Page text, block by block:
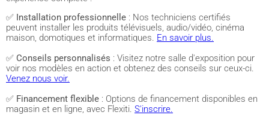
✅ Installation professionnelle : Nos techniciens certifiés
peuvent installer les produits télévisuels, audio/vidéo, cinéma
maison, domotiques et informatiques. En savoir plus.
✅ Conseils personnalisés : Visitez notre salle d'exposition pour
voir nos modèles en action et obtenez des conseils sur ceux-ci.
Venez nous voir.
✅ Financement flexible : Options de financement disponibles en
magasin et en ligne, avec Flexiti. S'inscrire.